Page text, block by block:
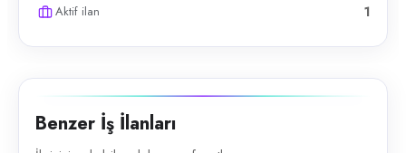
Aktif ilan 1
Benzer İş İlanları